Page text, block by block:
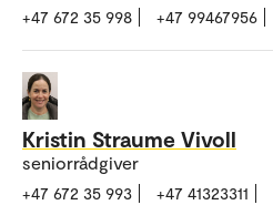
+47 672 35 998 +47 99467956
Kristin Straume Vivoll
seniorrådgiver
+47 672 35 993 +47 41323311